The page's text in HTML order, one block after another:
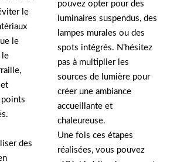
le
le
le
points
des
pouvez opter pour des
luminaires suspendus, des
lampes murales ou des
spots intégrés. N’hésitez
pas à multiplier les
sources de lumière pour
créer une ambiance
accueillante et
chaleureuse.
Une fois ces étapes
réalisées, vous pouvez